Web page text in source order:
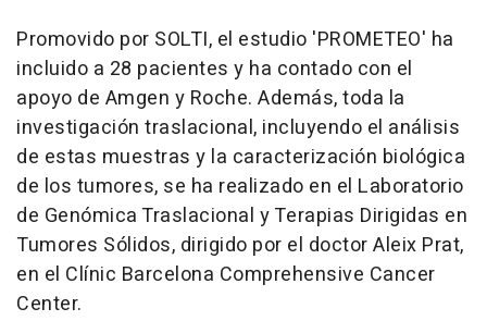
Promovido por SOLTI, el estudio 'PROMETEO' ha
incluido a 28 pacientes y ha contado con el
apoyo de Amgen y Roche. Además, toda la
investigación traslacional, incluyendo el análisis
de estas muestras y la caracterización biológica
de los tumores, se ha realizado en el Laboratorio
de Genómica Traslacional y Terapias Dirigidas en
Tumores Sólidos, dirigido por el doctor Aleix Prat,
en el Clínic Barcelona Comprehensive Cancer
Center.